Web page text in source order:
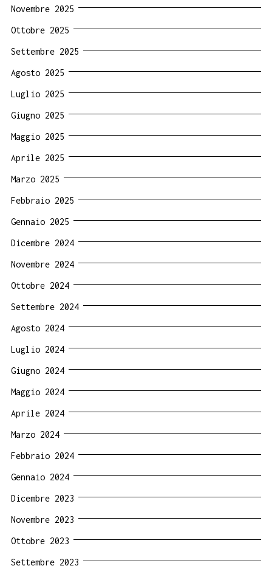
Novembre 2025
Ottobre 2025
Settembre 2025
Agosto 2025
Luglio 2025
Giugno 2025
Maggio 2025
Aprile 2025
Marzo 2025
Febbraio 2025
Gennaio 2025
Dicembre 2024
Novembre 2024
Ottobre 2024
Settembre 2024
Agosto 2024
Luglio 2024
Giugno 2024
Maggio 2024
Aprile 2024
Marzo 2024
Febbraio 2024
Gennaio 2024
Dicembre 2023
Novembre 2023
Ottobre 2023
Settembre 2023